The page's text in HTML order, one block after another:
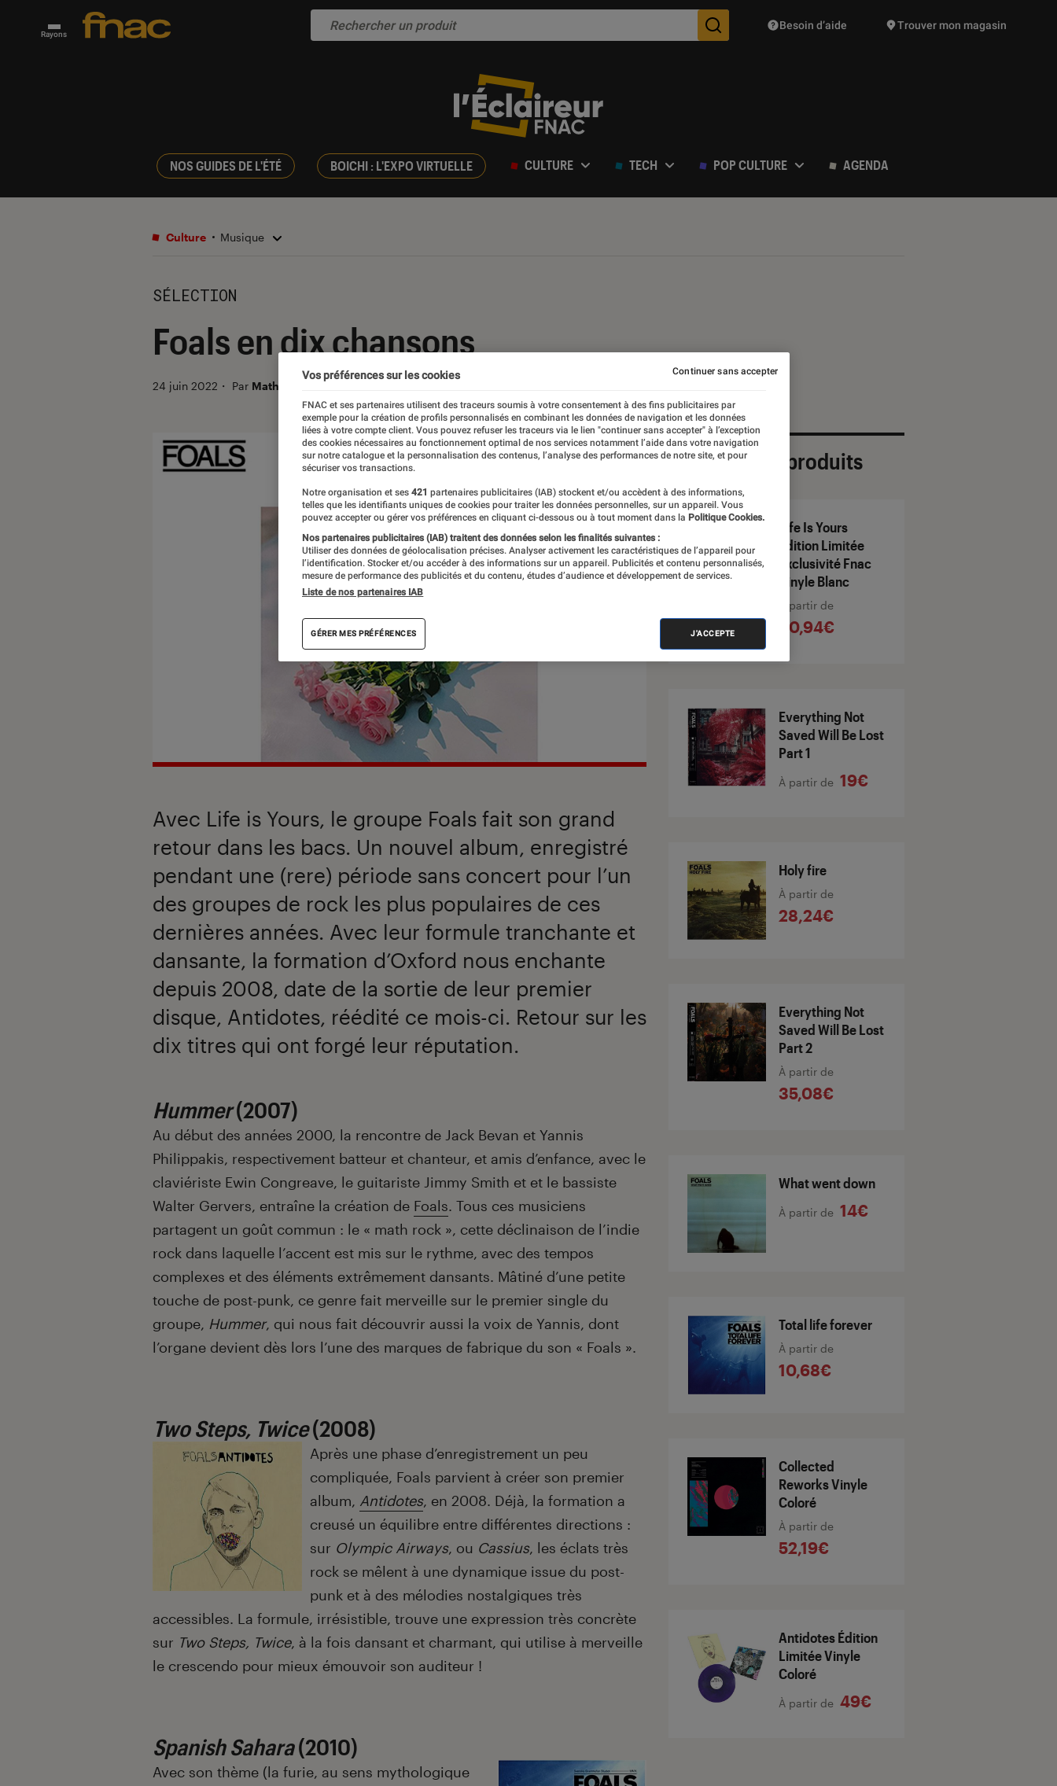
Rayons Des suggestions de produits vont vous être proposées
Besoin d’aide Trouver mon magasin
NOS GUIDES DE L'ÉTÉ BOICHI : L'EXPO VIRTUELLE CULTURE TECH POP CULTURE AGENDA
Culture Musique
SÉLECTION
Foals en dix chansons
24 juin 2022 ・ Par Mathieu M.
Avec Life is Yours, le groupe Foals fait son grand
retour dans les bacs. Un nouvel album, enregistré
pendant une (rere) période sans concert pour l’un
des groupes de rock les plus populaires de ces
dernières années. Avec leur formule tranchante et
dansante, la formation d’Oxford nous enchante
depuis 2008, date de la sortie de leur premier
disque, Antidotes, réédité ce mois-ci. Retour sur les
dix titres qui ont forgé leur réputation.
Hummer(2007)
Au début des années 2000, la rencontre de Jack Bevan et Yannis
Philippakis, respectivement batteur et chanteur, et amis d’enfance, avec le
claviériste Ewin Congreave, le guitariste Jimmy Smith et et le bassiste
Walter Gervers, entraîne la création de Foals. Tous ces musiciens
partagent un goût commun : le « math rock », cette déclinaison de l’indie
rock dans laquelle l’accent est mis sur le rythme, avec des tempos
complexes et des éléments extrêmement dansants. Mâtiné d’une petite
touche de post-punk, ce genre fait merveille sur le premier single du
groupe, Hummer, qui nous fait découvrir aussi la voix de Yannis, dont
l’organe devient dès lors l’une des marques de fabrique du son « Foals ».
Two Steps, Twice(2008)
Après une phase d’enregistrement un peu
compliquée, Foals parvient à créer son premier
album, Antidotes, en 2008. Déjà, la formation a
creusé un équilibre entre différentes directions :
sur Olympic Airways, ou Cassius, les éclats très
rock se mêlent à une dynamique issue du post-
punk et à des mélodies nostalgiques très
accessibles. La formule, irrésistible, trouve une expression très concrète
sur Two Steps, Twice, à la fois dansant et charmant, qui utilise à merveille
le crescendo pour mieux émouvoir son auditeur !
Spanish Sahara(2010)
Avec son thème (la furie, au sens mythologique
Sélection de produits
Life Is Yours
Édition Limitée
Exclusivité Fnac
Vinyle Blanc
À partir de
40,94€
Everything Not
Saved Will Be Lost
Part 1
À partir de 19€
Holy fire
À partir de
28,24€
Everything Not
Saved Will Be Lost
Part 2
À partir de
35,08€
What went down
À partir de 14€
Total life forever
À partir de
10,68€
Collected
Reworks Vinyle
Coloré
À partir de
52,19€
Antidotes Édition
Limitée Vinyle
Coloré
À partir de 49€
Vos préférences sur les cookies
FNAC et ses partenaires utilisent des traceurs soumis à votre consentement à des fins publicitaires par
exemple pour la création de profils personnalisés en combinant les données de navigation et les données
liées à votre compte client. Vous pouvez refuser les traceurs via le lien "continuer sans accepter" à l’exception
des cookies nécessaires au fonctionnement optimal de nos services notamment l’aide dans votre navigation
sur notre catalogue et la personnalisation des contenus, l’analyse des performances de notre site, et pour
sécuriser vos transactions.
Notre organisation et ses 421 partenaires publicitaires (IAB) stockent et/ou accèdent à des informations,
telles que les identifiants uniques de cookies pour traiter les données personnelles, sur un appareil. Vous
pouvez accepter ou gérer vos préférences en cliquant ci-dessous ou à tout moment dans la Politique Cookies.
Nos partenaires publicitaires (IAB) traitent des données selon les finalités suivantes :
Utiliser des données de géolocalisation précises. Analyser activement les caractéristiques de l’appareil pour
l’identification. Stocker et/ou accéder à des informations sur un appareil. Publicités et contenu personnalisés,
mesure de performance des publicités et du contenu, études d’audience et développement de services.
Liste de nos partenaires IAB
GÉRER MES PRÉFÉRENCES J'ACCEPTE
Continuer sans accepter